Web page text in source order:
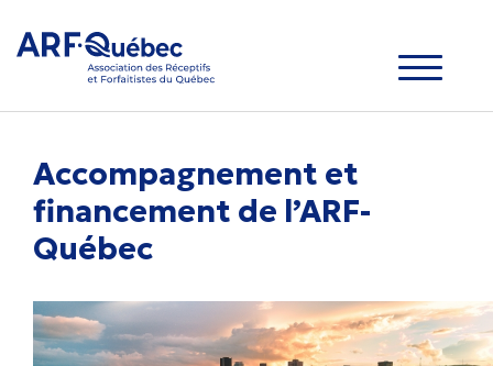
Accompagnement et
financement de l’ARF-
Québec